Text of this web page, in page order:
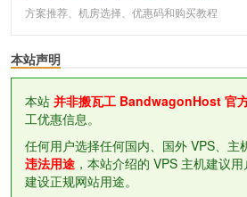
方案推荐、机房选择、优惠码和购买教程
本站声明
本站 并非搬瓦工 BandwagonHost 官
工优惠信息。
任何用户选择任何国内、国外 VPS、主
违法用途 ，本站介绍的 VPS 主机建议用
建设正规网站用途。